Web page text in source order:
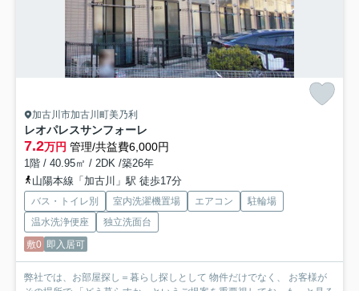
加古川市加古川町美乃利
レオパレスサンフォーレ
7.2万円 管理/共益費6,000円
1階 / 40.95㎡ / 2DK /築26年
山陽本線「加古川」駅 徒歩17分
バス・トイレ別 室内洗濯機置場 エアコン
駐輪場
温水洗浄便座
独立洗面台
敷0 即入居可
弊社では、お部屋探し＝暮らし探しとして 物件だけでなく、 お客様が